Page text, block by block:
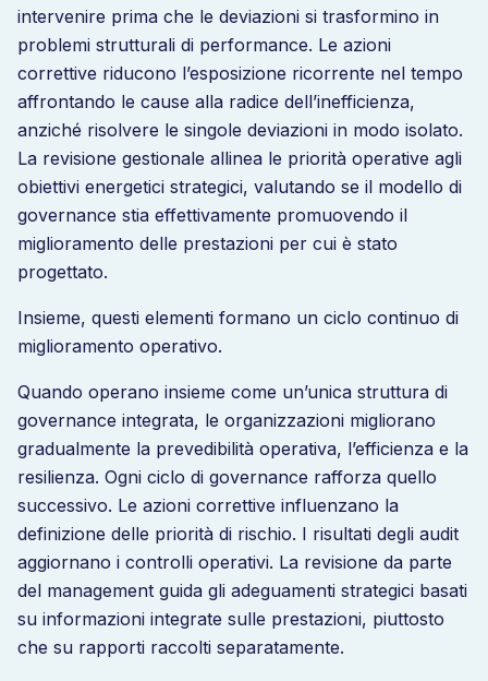
intervenire prima che le deviazioni si trasformino in
problemi strutturali di performance. Le azioni
correttive riducono l’esposizione ricorrente nel tempo
affrontando le cause alla radice dell’inefficienza,
anziché risolvere le singole deviazioni in modo isolato.
La revisione gestionale allinea le priorità operative agli
obiettivi energetici strategici, valutando se il modello di
governance stia effettivamente promuovendo il
miglioramento delle prestazioni per cui è stato
progettato.
Insieme, questi elementi formano un ciclo continuo di
miglioramento operativo.
Quando operano insieme come un’unica struttura di
governance integrata, le organizzazioni migliorano
gradualmente la prevedibilità operativa, l’efficienza e la
resilienza. Ogni ciclo di governance rafforza quello
successivo. Le azioni correttive influenzano la
definizione delle priorità di rischio. I risultati degli audit
aggiornano i controlli operativi. La revisione da parte
del management guida gli adeguamenti strategici basati
su informazioni integrate sulle prestazioni, piuttosto
che su rapporti raccolti separatamente.